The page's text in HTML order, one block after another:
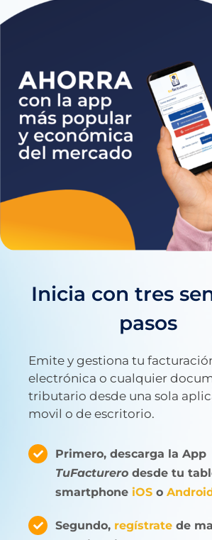
Inicia con tres
pasos
Emite y gestiona tu
electrónica o cualquier
tributario desde una sola
movil o de escritorio.
Primero, descarga la App
TuFacturero desde tu
smartphone iOS o
Segundo, regístrate de